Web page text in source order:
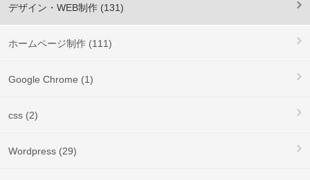
デザイン・WEB制作 (131)
ホームページ制作 (111)
Google Chrome (1)
css (2)
Wordpress (29)